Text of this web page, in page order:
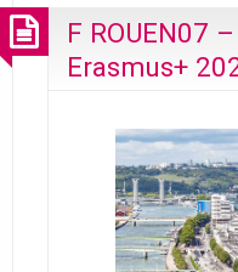
F ROUEN07
Erasmus+